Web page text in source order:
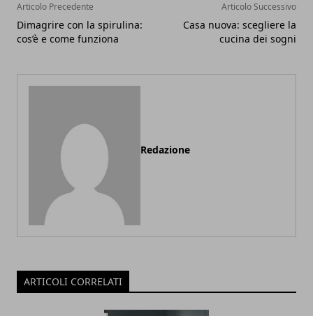
Articolo Precedente
Dimagrire con la spirulina:
cos’è e come funziona
Articolo Successivo
Casa nuova: scegliere la
cucina dei sogni
Redazione
ARTICOLI CORRELATI